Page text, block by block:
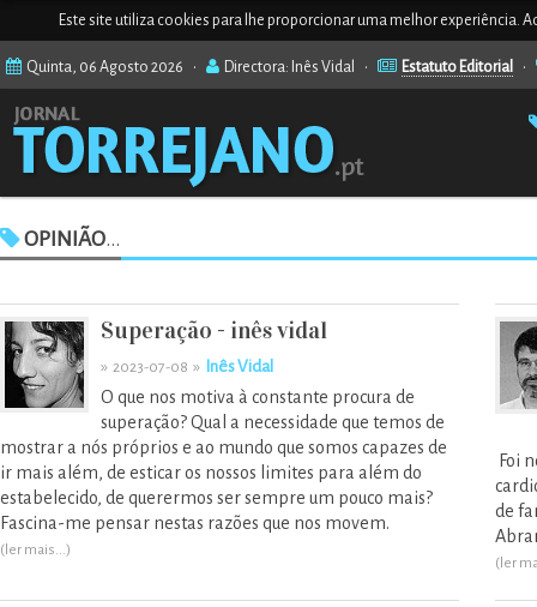
Este site utiliza cookies para lhe proporcionar uma melhor experiência.
Quinta, 06 Agosto 2026 • Directora: Inês Vidal • Estatuto Editorial •
OPINIÃO...
Superação - inês vidal
» 2023-07-08 » Inês Vidal
O que nos motiva à constante procura de
superação? Qual a necessidade que temos de
mostrar a nós próprios e ao mundo que somos capazes de
ir mais além, de esticar os nossos limites para além do
estabelecido, de querermos ser sempre um pouco mais?
Fascina-me pensar nestas razões que nos movem.
(ler mais...)
Foi
de
(ler